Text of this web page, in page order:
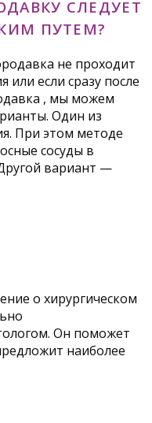
СЛЕДУЕТ
ПУТЕМ?
не проходит
или если сразу после
, мы можем
Один из
При этом методе
сосуды в
вариант —
о хирургическом
Он поможет
наиболее